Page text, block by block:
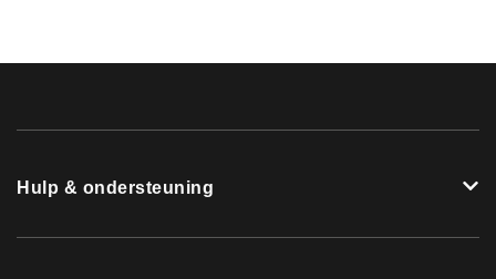
Hulp & ondersteuning